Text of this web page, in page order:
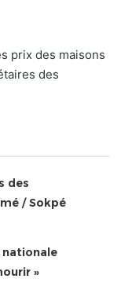
prix des maisons
des
des
/ Sokpé
nationale
»